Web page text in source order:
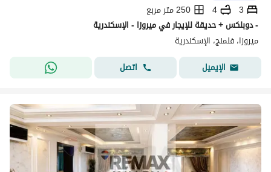
3
4
250 متر مربع
- دوبلكس + حديقة للإيجار في ميروزا - الإسكندرية
ميروزا، فلمنج، الإسكندرية
الإيميل
اتصل